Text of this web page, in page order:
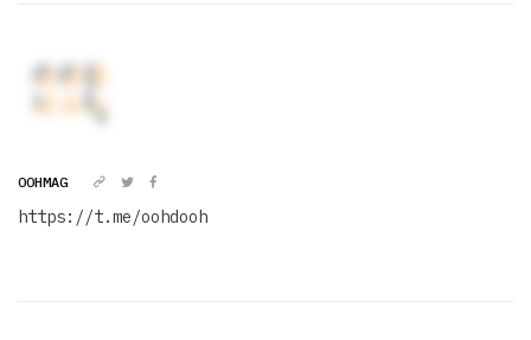
OOHMAG
https://t.me/oohdooh